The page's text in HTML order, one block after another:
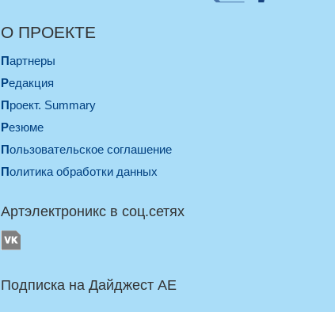
О ПРОЕКТЕ
Партнеры
Редакция
Проект. Summary
Резюме
Пользовательское соглашение
Политика обработки данных
Артэлектроникс в соц.сетях
Подписка на Дайджест AE